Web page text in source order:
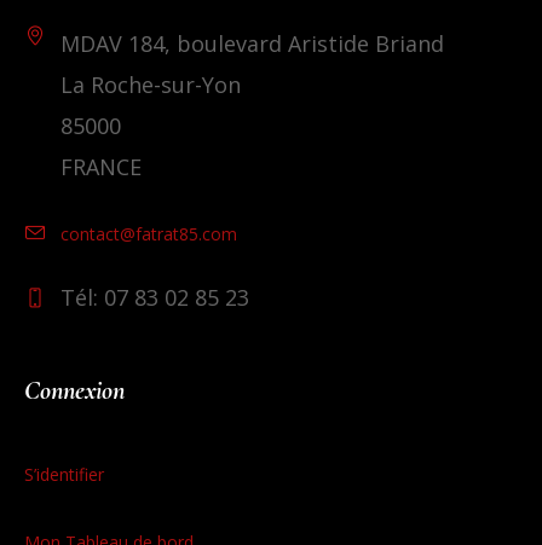
MDAV 184, boulevard Aristide Briand
La Roche-sur-Yon
85000
FRANCE
contact@fatrat85.com
Tél: 07 83 02 85 23
Connexion
S’identifier